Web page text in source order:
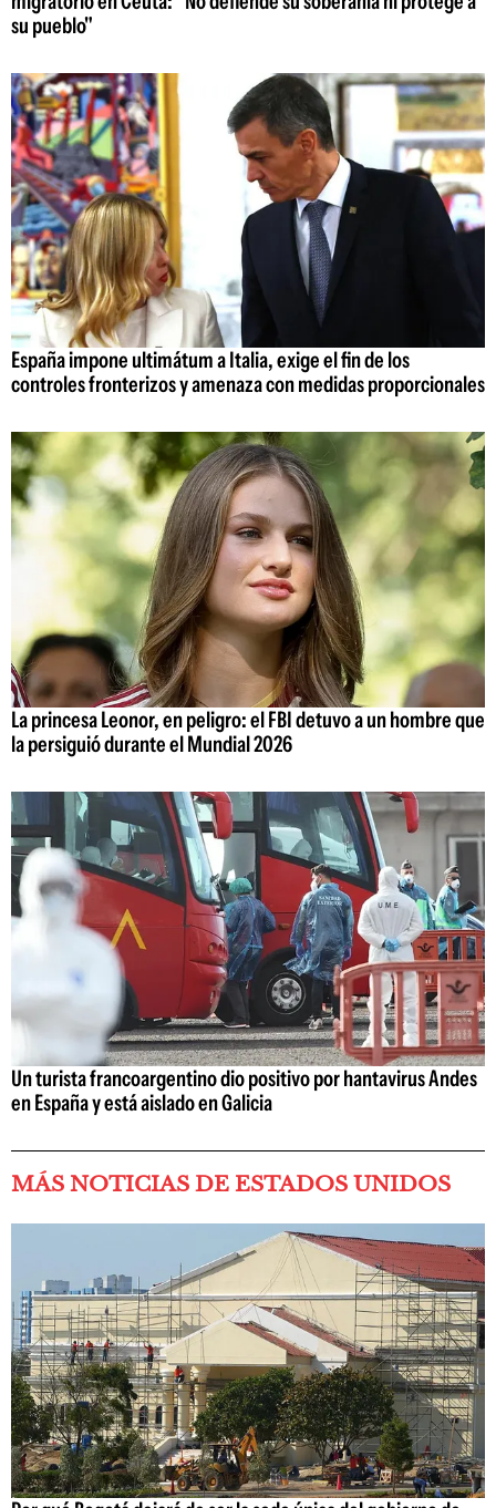
su pueblo"
España impone ultimátum a Italia, exige el fin de los
controles fronterizos y amenaza con medidas proporcionales
La princesa Leonor, en peligro: el FBI detuvo a un hombre que
la persiguió durante el Mundial 2026
Un turista francoargentino dio positivo por hantavirus Andes
en España y está aislado en Galicia
MÁS NOTICIAS DE ESTADOS UNIDOS